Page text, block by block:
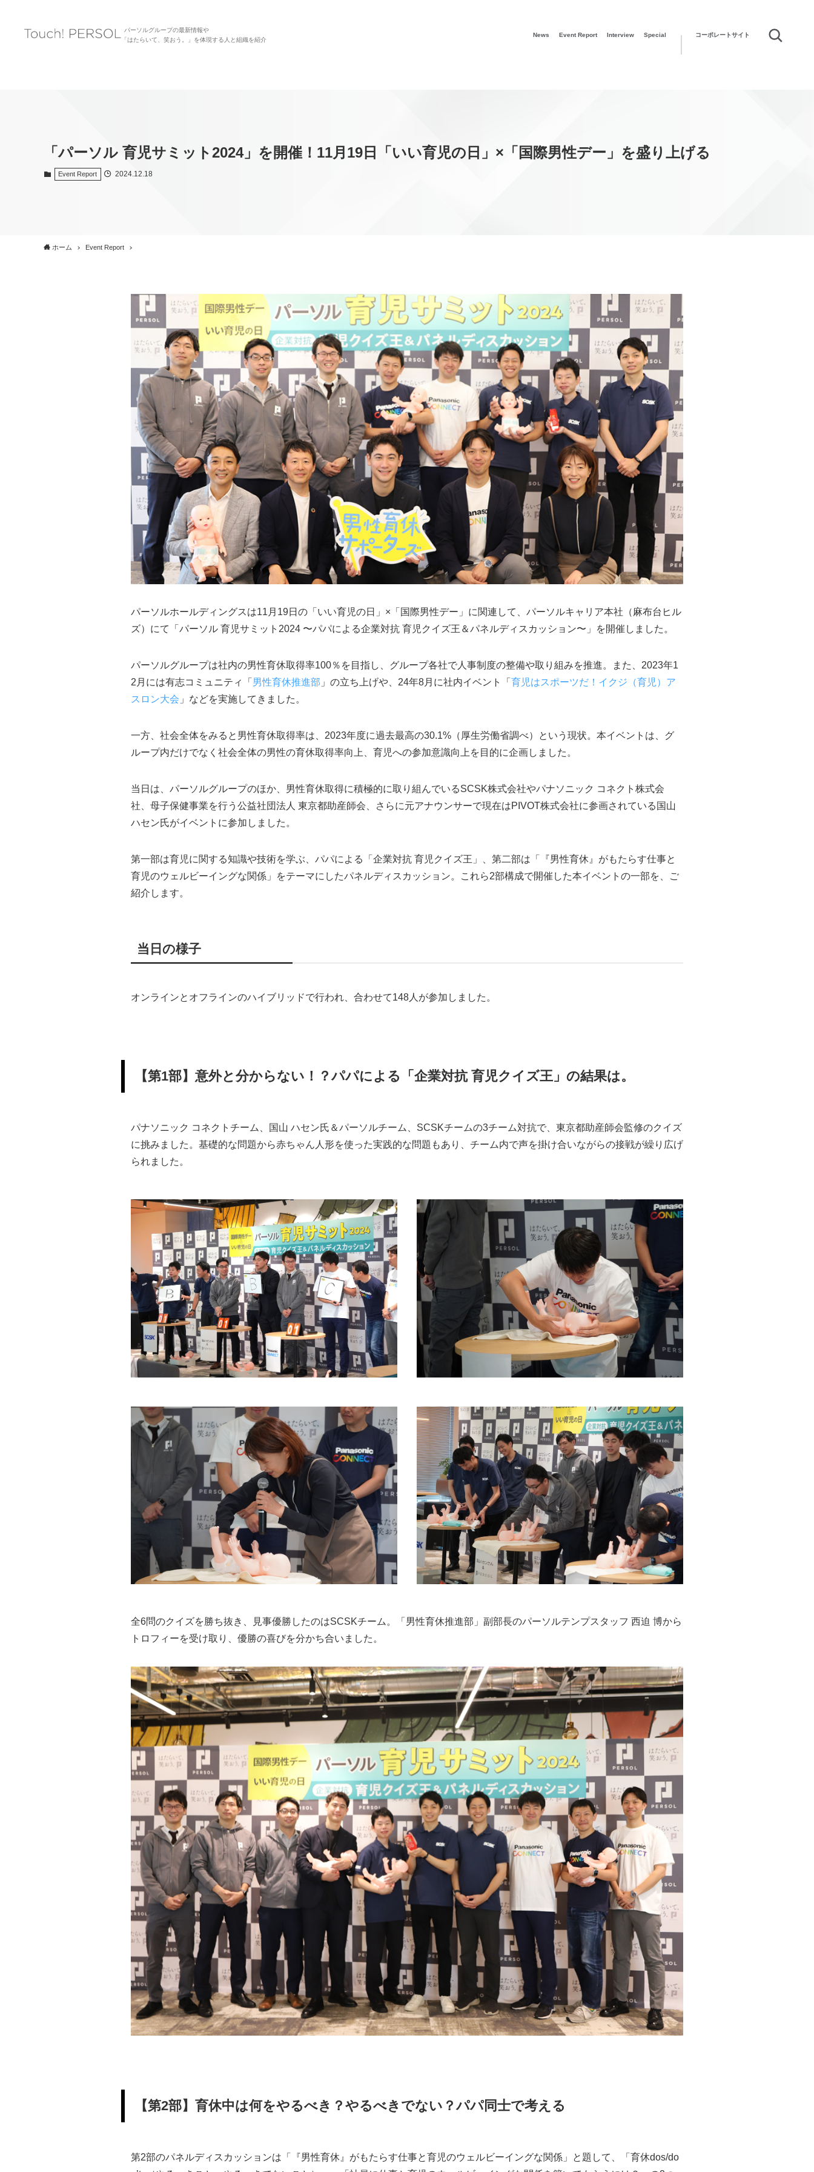
パーソルグループの最新情報や
「はたらいて、笑おう。」を体現する人と組織を紹介
News Event Report Interview Special コーポレートサイト
「パーソル 育児サミット2024」を開催！11月19日「いい育児の日」×「国際男性デー」を盛り上げる
Event Report 2024.12.18
ホーム Event Report
パーソルホールディングスは11月19日の「いい育児の日」×「国際男性デー」に関連して、パーソルキャリア本社（麻布台ヒル
ズ）にて「パーソル 育児サミット2024 〜パパによる企業対抗 育児クイズ王＆パネルディスカッション〜」を開催しました。
パーソルグループは社内の男性育休取得率100％を目指し、グループ各社で人事制度の整備や取り組みを推進。また、2023年1
2月には有志コミュニティ「 男性育休推進部 」の立ち上げや、24年8月に社内イベント「 育児はスポーツだ！イクジ（育児）ア
スロン大会 」などを実施してきました。
一方、社会全体をみると男性育休取得率は、2023年度に過去最高の30.1%（厚生労働省調べ）という現状。本イベントは、グ
ループ内だけでなく社会全体の男性の育休取得率向上、育児への参加意識向上を目的に企画しました。
当日は、パーソルグループのほか、男性育休取得に積極的に取り組んでいるSCSK株式会社やパナソニック コネクト株式会
社、母子保健事業を行う公益社団法人 東京都助産師会、さらに元アナウンサーで現在はPIVOT株式会社に参画されている国山
ハセン氏がイベントに参加しました。
第一部は育児に関する知識や技術を学ぶ、パパによる「企業対抗 育児クイズ王」、第二部は「『男性育休』がもたらす仕事と
育児のウェルビーイングな関係」をテーマにしたパネルディスカッション。これら2部構成で開催した本イベントの一部を、ご
紹介します。
当日の様子
オンラインとオフラインのハイブリッドで行われ、合わせて148人が参加しました。
【第1部】意外と分からない！？パパによる「企業対抗 育児クイズ王」の結果は。
パナソニック コネクトチーム、国山 ハセン氏＆パーソルチーム、SCSKチームの3チーム対抗で、東京都助産師会監修のクイズ
に挑みました。基礎的な問題から赤ちゃん人形を使った実践的な問題もあり、チーム内で声を掛け合いながらの接戦が繰り広げ
られました。
全6問のクイズを勝ち抜き、見事優勝したのはSCSKチーム。「男性育休推進部」副部長のパーソルテンプスタッフ 西迫 博から
トロフィーを受け取り、優勝の喜びを分かち合いました。
【第2部】育休中は何をやるべき？やるべきでない？パパ同士で考える
第2部のパネルディスカッションは「『男性育休』がもたらす仕事と育児のウェルビーイングな関係」と題して、「育休dos/do